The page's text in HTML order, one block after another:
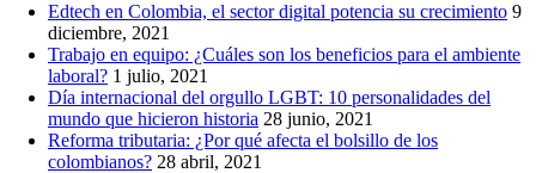
Edtech en Colombia, el sector digital potencia su crecimiento 9
diciembre, 2021
Trabajo en equipo: ¿Cuáles son los beneficios para el ambiente
laboral? 1 julio, 2021
Día internacional del orgullo LGBT: 10 personalidades del
mundo que hicieron historia 28 junio, 2021
Reforma tributaria: ¿Por qué afecta el bolsillo de los
colombianos? 28 abril, 2021